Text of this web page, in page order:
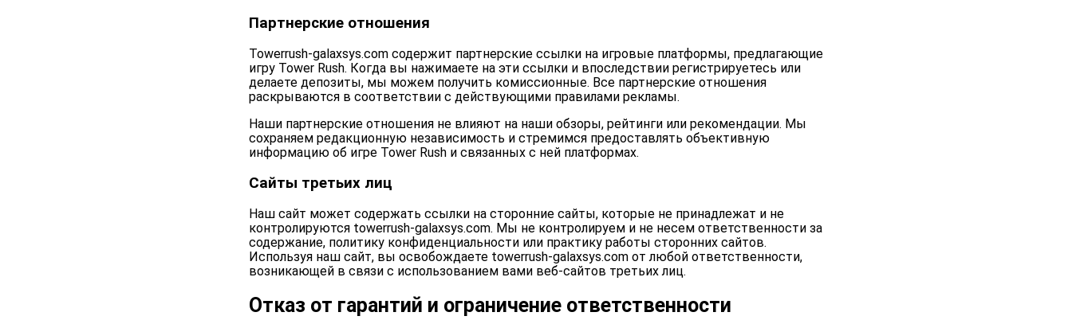
Партнерские отношения
Towerrush-galaxsys.com содержит партнерские ссылки на игровые платформы, предлагающие
игру Tower Rush. Когда вы нажимаете на эти ссылки и впоследствии регистрируетесь или
делаете депозиты, мы можем получить комиссионные. Все партнерские отношения
раскрываются в соответствии с действующими правилами рекламы.
Наши партнерские отношения не влияют на наши обзоры, рейтинги или рекомендации. Мы
сохраняем редакционную независимость и стремимся предоставлять объективную
информацию об игре Tower Rush и связанных с ней платформах.
Сайты третьих лиц
Наш сайт может содержать ссылки на сторонние сайты, которые не принадлежат и не
контролируются towerrush-galaxsys.com. Мы не контролируем и не несем ответственности за
содержание, политику конфиденциальности или практику работы сторонних сайтов.
Используя наш сайт, вы освобождаете towerrush-galaxsys.com от любой ответственности,
возникающей в связи с использованием вами веб-сайтов третьих лиц.
Отказ от гарантий и ограничение ответственности